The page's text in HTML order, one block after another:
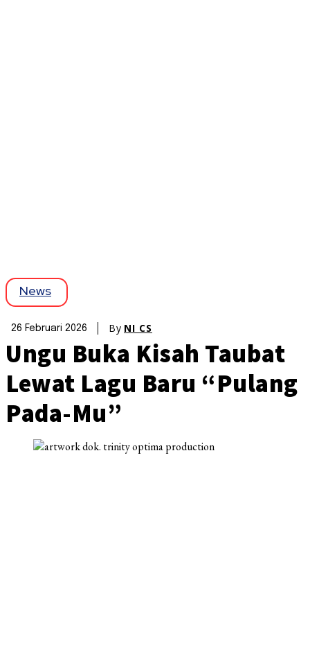
News
26 Februari 2026 By NI CS
Ungu Buka Kisah Taubat
Lewat Lagu Baru “Pulang
Pada-Mu”